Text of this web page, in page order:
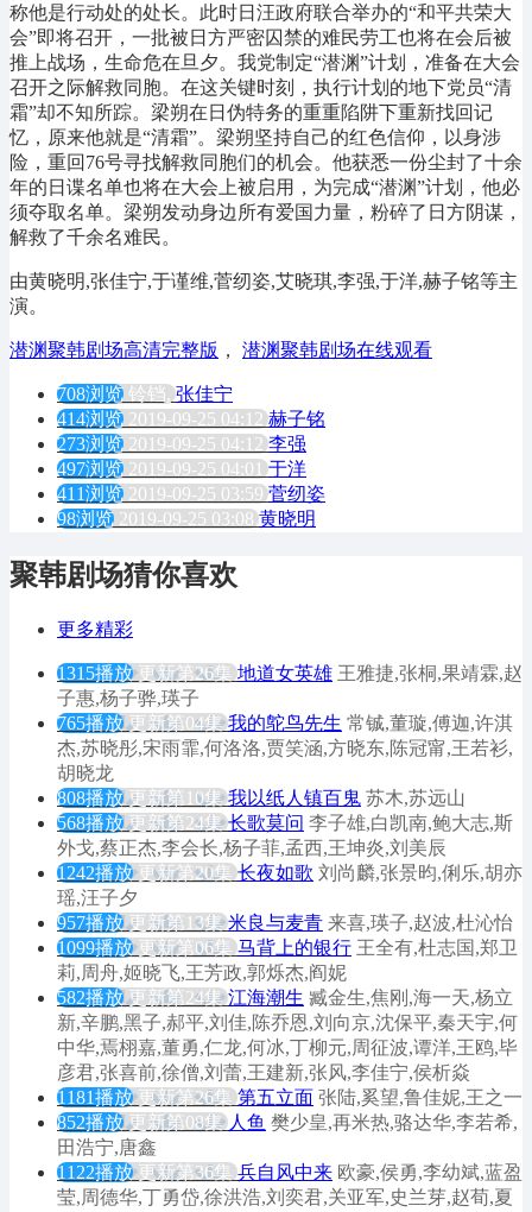
称他是行动处的处长。此时日汪政府联合举办的“和平共荣大
会”即将召开，一批被日方严密囚禁的难民劳工也将在会后被
推上战场，生命危在旦夕。我党制定“潜渊”计划，准备在大会
召开之际解救同胞。在这关键时刻，执行计划的地下党员“清
霜”却不知所踪。梁朔在日伪特务的重重陷阱下重新找回记
忆，原来他就是“清霜”。梁朔坚持自己的红色信仰，以身涉
险，重回76号寻找解救同胞们的机会。他获悉一份尘封了十余
年的日谍名单也将在大会上被启用，为完成“潜渊”计划，他必
须夺取名单。梁朔发动身边所有爱国力量，粉碎了日方阴谋，
解救了千余名难民。
由黄晓明,张佳宁,于谨维,菅纫姿,艾晓琪,李强,于洋,赫子铭等主
演。
潜渊聚韩剧场高清完整版 ， 潜渊聚韩剧场在线观看
708浏览 铃铛, 张佳宁
414浏览 2019-09-25 04:12 赫子铭
273浏览 2019-09-25 04:12 李强
497浏览 2019-09-25 04:01 于洋
411浏览 2019-09-25 03:59 菅纫姿
98浏览 2019-09-25 03:08 黄晓明
聚韩剧场猜你喜欢
更多精彩
1315播放 更新第26集 地道女英雄 王雅捷,张桐,果靖霖,赵
子惠,杨子骅,瑛子
765播放 更新第04集 我的鸵鸟先生 常铖,董璇,傅迦,许淇
杰,苏晓彤,宋雨霏,何洛洛,贾笑涵,方晓东,陈冠甯,王若衫,
胡晓龙
808播放 更新第10集 我以纸人镇百鬼 苏木,苏远山
568播放 更新第24集 长歌莫问 李子雄,白凯南,鲍大志,斯
外戈,蔡正杰,李会长,杨子菲,孟西,王坤炎,刘美辰
1242播放 更新第20集 长夜如歌 刘尚麟,张景昀,俐乐,胡亦
瑶,汪子夕
957播放 更新第13集 米良与麦青 来喜,瑛子,赵波,杜沁怡
1099播放 更新第06集 马背上的银行 王全有,杜志国,郑卫
莉,周舟,姬晓飞,王芳政,郭烁杰,阎妮
582播放 更新第24集 江海潮生 臧金生,焦刚,海一天,杨立
新,辛鹏,黑子,郝平,刘佳,陈乔恩,刘向京,沈保平,秦天宇,何
中华,焉栩嘉,董勇,仁龙,何冰,丁柳元,周征波,谭洋,王鸥,毕
彦君,张喜前,徐僧,刘蕾,王建新,张风,李佳宁,侯析焱
1181播放 更新第26集 第五立面 张陆,奚望,鲁佳妮,王之一
852播放 更新第08集 人鱼 樊少皇,再米热,骆达华,李若希,
田浩宁,唐鑫
1122播放 更新第36集 兵自风中来 欧豪,侯勇,李幼斌,蓝盈
莹,周德华,丁勇岱,徐洪浩,刘奕君,关亚军,史兰芽,赵荀,夏